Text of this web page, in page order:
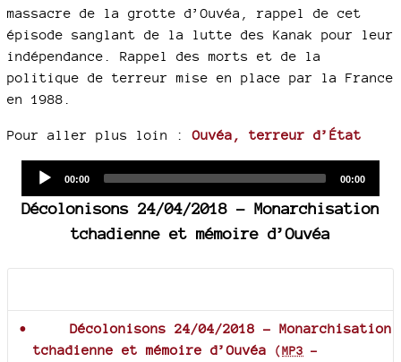
massacre de la grotte d’Ouvéa, rappel de cet
épisode sanglant de la lutte des Kanak pour leur
indépendance. Rappel des morts et de la
politique de terreur mise en place par la France
en 1988.
Pour aller plus loin :Ouvéa, terreur d’État
Current
00:00
Total
00:00
Décolonisons 24/04/2018 - Monarchisation
tchadienne et mémoire d’Ouvéa
Décolonisons 24/04/2018 - Monarchisation
tchadienne et mémoire d’Ouvéa
(MP3 -